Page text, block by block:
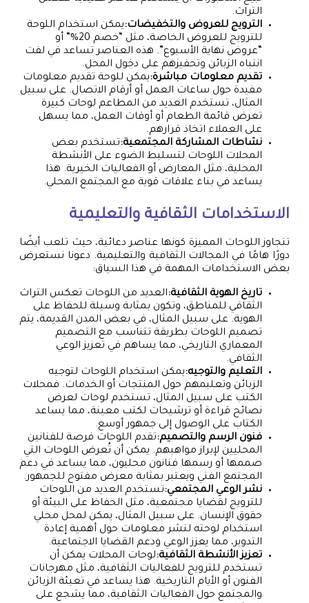
التراث.
الترويج للعروض والتخفيضات:يمكن استخدام اللوحة
للترويج للعروض الخاصة، مثل “خصم 20%” أو
“عروض نهاية الأسبوع”. هذه العناصر تساعد في لفت
انتباه الزبائن وتحفيزهم على دخول المحل.
تقديم معلومات مباشرة:يمكن للوحة تقديم معلومات
مفيدة حول ساعات العمل أو أرقام الاتصال. على سبيل
المثال، تستخدم العديد من المطاعم لوحات كبيرة
تعرض قائمة الطعام أو أوقات العمل، مما يسهل
على العملاء اتخاذ قرارهم.
نشاطات المشاركة المجتمعية:تستخدم بعض
المحلات اللوحات لتسليط الضوء على الأنشطة
المحلية، مثل المعارض أو الفعاليات الخيرية. هذا
يساعد في بناء علاقات قوية مع المجتمع المحلي.
الاستخدامات الثقافية والتعليمية
تتجاوز اللوحات المميزة كونها عناصر دعائية، حيث تلعب أيضًا
دورًا هامًا في المجالات الثقافية والتعليمية. دعونا نستعرض
بعض الاستخدامات المهمة في هذا السياق:
تاريخ الهوية الثقافية:العديد من اللوحات تعكس التراث
الثقافي للمناطق، وتكون بمثابة وسيلة للحفاظ على
الهوية. على سبيل المثال، في بعض المدن القديمة، يتم
تصميم اللوحات بطريقة تتناسب مع التصميم
المعماري التاريخي، مما يساهم في تعزيز الوعي
الثقافي.
التعليم والتوجيه:يمكن استخدام اللوحات لتوجيه
الزبائن وتعليمهم حول المنتجات أو الخدمات. فمحلات
الكتب على سبيل المثال، تستخدم لوحات لعرض
نصائح قراءة أو ترشيحات لكتب معينة، مما يساعد
الكتاب على الوصول إلى جمهور أوسع.
فنون الرسم والتصميم:تقدم اللوحات فرصة للفنانين
المحليين لإبراز مواهبهم. يمكن أن تُعرض اللوحات التي
صممها أو رسمها فنانون محليون، مما يساعد في دعم
المجتمع الفني ويعتبر بمثابة معرض مفتوح للجمهور.
نشر الوعي المجتمعي:تستخدم العديد من اللوحات
للترويج لقضايا مجتمعية، مثل الحفاظ على البيئة أو
حقوق الإنسان. على سبيل المثال، يمكن لمحل محلي
استخدام لوحته لنشر معلومات حول أهمية إعادة
التدوير، مما يعزز الوعي ودعم القضايا الاجتماعية.
تعزيز الأنشطة الثقافية:لوحات المحلات يمكن أن
تستخدم للترويج للفعاليات الثقافية، مثل مهرجانات
الفنون أو الأيام التاريخية. هذا يساعد في تعبئة الزبائن
والمجتمع حول الفعاليات الثقافية، مما يشجع على